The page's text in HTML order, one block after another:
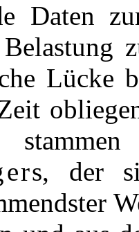
Daten
Lücke
, der